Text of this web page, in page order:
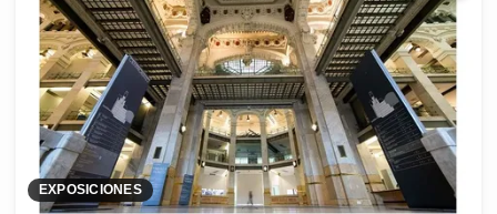
EXPOSICIONES